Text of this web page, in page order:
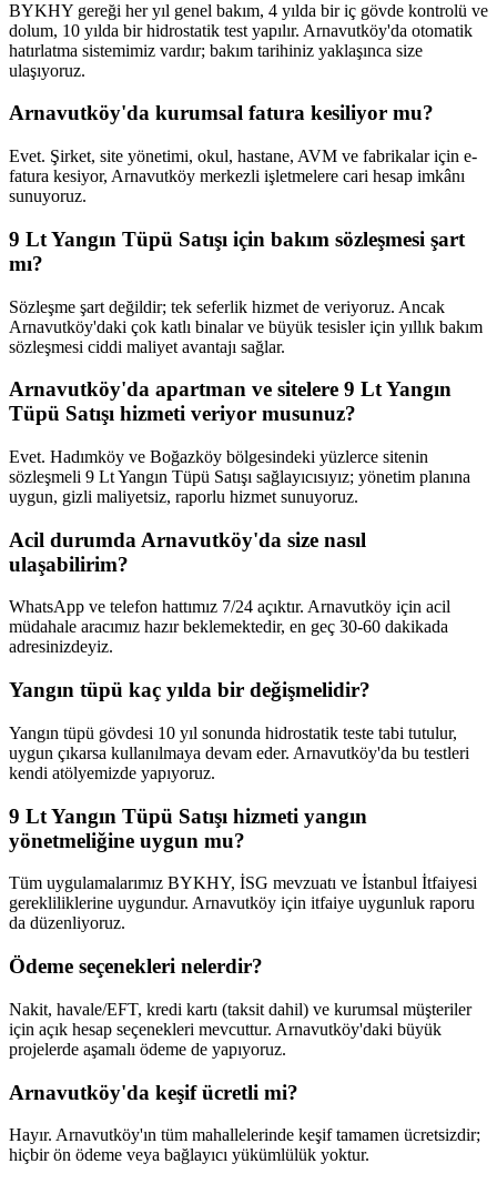
BYKHY gereği her yıl genel bakım, 4 yılda bir iç gövde kontrolü ve
dolum, 10 yılda bir hidrostatik test yapılır. Arnavutköy'da otomatik
hatırlatma sistemimiz vardır; bakım tarihiniz yaklaşınca size
ulaşıyoruz.
Arnavutköy'da kurumsal fatura kesiliyor mu?
Evet. Şirket, site yönetimi, okul, hastane, AVM ve fabrikalar için e-
fatura kesiyor, Arnavutköy merkezli işletmelere cari hesap imkânı
sunuyoruz.
9 Lt Yangın Tüpü Satışı için bakım sözleşmesi şart
mı?
Sözleşme şart değildir; tek seferlik hizmet de veriyoruz. Ancak
Arnavutköy'daki çok katlı binalar ve büyük tesisler için yıllık bakım
sözleşmesi ciddi maliyet avantajı sağlar.
Arnavutköy'da apartman ve sitelere 9 Lt Yangın
Tüpü Satışı hizmeti veriyor musunuz?
Evet. Hadımköy ve Boğazköy bölgesindeki yüzlerce sitenin
sözleşmeli 9 Lt Yangın Tüpü Satışı sağlayıcısıyız; yönetim planına
uygun, gizli maliyetsiz, raporlu hizmet sunuyoruz.
Acil durumda Arnavutköy'da size nasıl
ulaşabilirim?
WhatsApp ve telefon hattımız 7/24 açıktır. Arnavutköy için acil
müdahale aracımız hazır beklemektedir, en geç 30-60 dakikada
adresinizdeyiz.
Yangın tüpü kaç yılda bir değişmelidir?
Yangın tüpü gövdesi 10 yıl sonunda hidrostatik teste tabi tutulur,
uygun çıkarsa kullanılmaya devam eder. Arnavutköy'da bu testleri
kendi atölyemizde yapıyoruz.
9 Lt Yangın Tüpü Satışı hizmeti yangın
yönetmeliğine uygun mu?
Tüm uygulamalarımız BYKHY, İSG mevzuatı ve İstanbul İtfaiyesi
gerekliliklerine uygundur. Arnavutköy için itfaiye uygunluk raporu
da düzenliyoruz.
Ödeme seçenekleri nelerdir?
Nakit, havale/EFT, kredi kartı (taksit dahil) ve kurumsal müşteriler
için açık hesap seçenekleri mevcuttur. Arnavutköy'daki büyük
projelerde aşamalı ödeme de yapıyoruz.
Arnavutköy'da keşif ücretli mi?
Hayır. Arnavutköy'ın tüm mahallelerinde keşif tamamen ücretsizdir;
hiçbir ön ödeme veya bağlayıcı yükümlülük yoktur.